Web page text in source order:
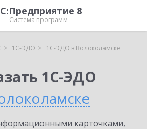
8
Система программ
1С-ЭДО 1С-ЭДО в Волоколамске
1С-ЭДО
карточками,